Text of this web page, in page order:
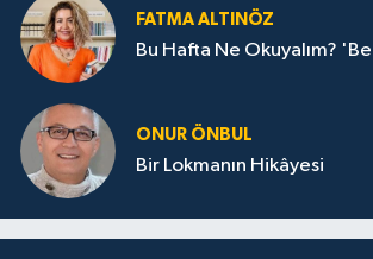
FATMA ALTINÖZ
Bu Hafta Ne Okuyalım?
ONUR ÖNBUL
Bir Lokmanın Hikâyesi